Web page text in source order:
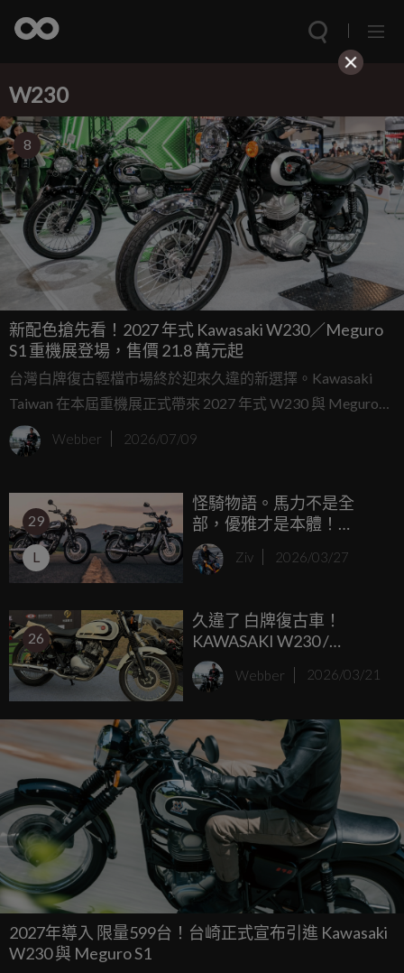
W230
8
新配色搶先看！2027 年式 Kawasaki W230／Meguro
S1 重機展登場，售價 21.8 萬元起
台灣白牌復古輕檔市場終於迎來久違的新選擇。Kawasaki
Taiwan 在本屆重機展正式帶來 2027 年式 W230 與 Meguro
S1，不同於大會師搶先亮相的展示車，這次展出的車型為
「2027年式」，也代表未來台灣車友可以買到的配色就是今
Webber 2026/07/09
29
L
怪騎物語。馬力不是全
部，優雅才是本體！
Kawasaki Estrella 250：
W230 與 S1 的「慢活藝
Ziv 2026/03/27
26
久違了 白牌復古車！
KAWASAKI W230 /
Meguro S1 售價21.8萬起
Webber 2026/03/21
2027年導入 限量599台！台崎正式宣布引進 Kawasaki
W230 與 Meguro S1